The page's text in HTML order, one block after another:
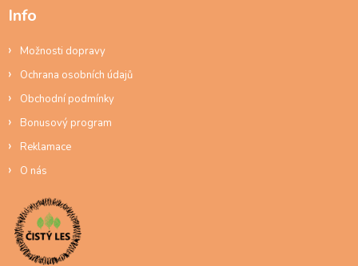
Info
Možnosti dopravy
Ochrana osobních údajů
Obchodní podmínky
Bonusový program
Reklamace
O nás